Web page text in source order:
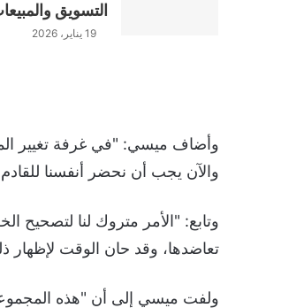
التسويق
19 يناير، 2026
وأضاف ميسي: "في غرفة تغيير
والآن يجب أن نحضر أنفسنا
وتابع: "الأمر متروك لنا لتصحيح
تعاضدها، وقد حان الوقت لإظهار
ولفت ميسي إلى أن "هذه